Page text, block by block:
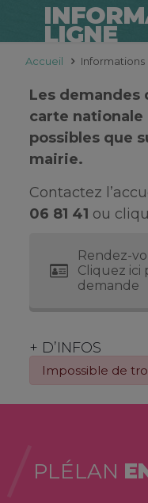
LIGNE
Accueil Informations
Les demandes
carte nationale
possibles que
mairie.
Contactez
06 81 41 ou
Rendez-
Cliquez ici
demande
+ D’INFOS
Impossible de
PLÉLAN